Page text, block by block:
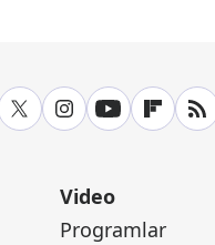
Video
Programlar